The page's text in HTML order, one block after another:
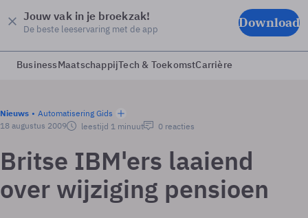
Jouw vak in je broekzak!
De beste leeservaring met de app Download
BusinessMaatschappijTech & ToekomstCarrière
Nieuws
Automatisering Gids
18 augustus 2009
leestijd 1 minuut 0 reacties
Britse IBM'ers laaiend
over wijziging pensioen